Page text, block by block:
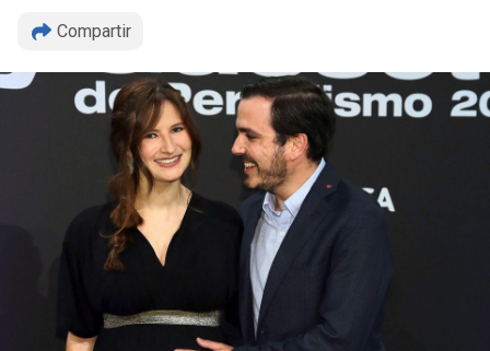
Compartir
Copiar